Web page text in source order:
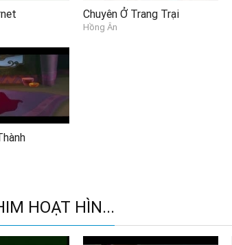
Chuyên Ở Trang Trại
Hồng Ân
HOẠT HÌN...